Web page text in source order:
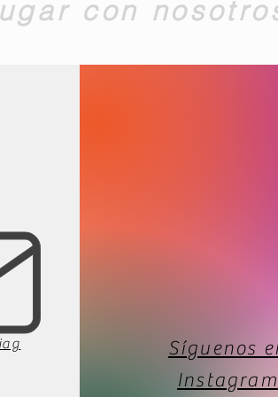
con
Síguenos
Instagram